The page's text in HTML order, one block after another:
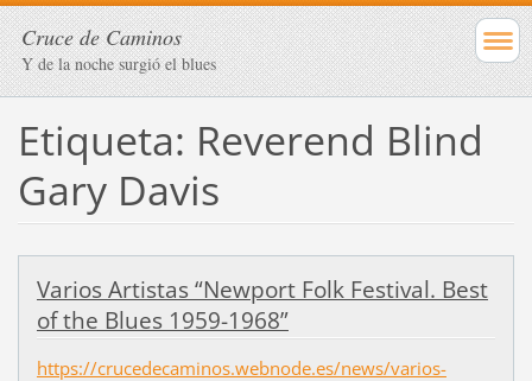
Cruce de Caminos
Y de la noche surgió el blues
Etiqueta: Reverend Blind
Gary Davis
Varios Artistas “Newport Folk Festival. Best
of the Blues 1959-1968”
https://crucedecaminos.webnode.es/news/varios-